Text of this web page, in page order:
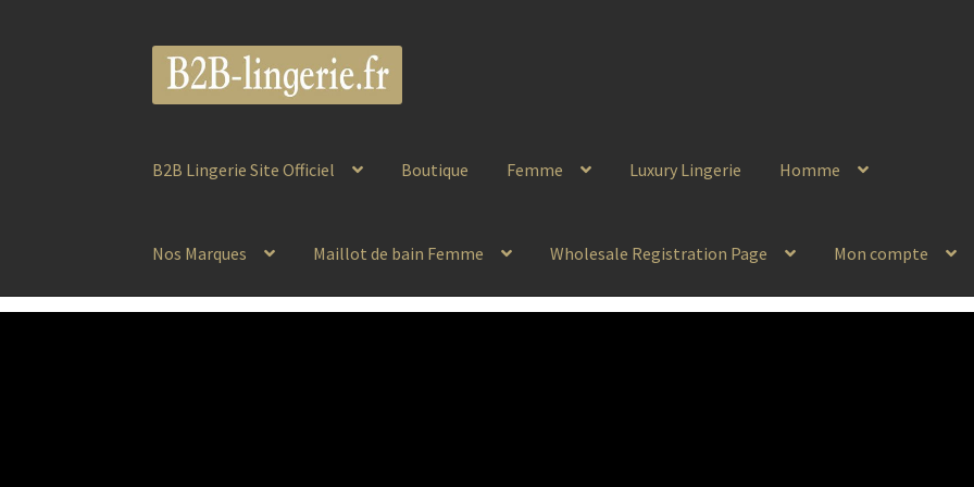
Aller
la
Aller
au
contenu
B2B Lingerie Site Officiel Boutique Femme Luxury Lingerie Homme
Nos Marques Maillot de bain Femme Wholesale Registration Page Mon compte